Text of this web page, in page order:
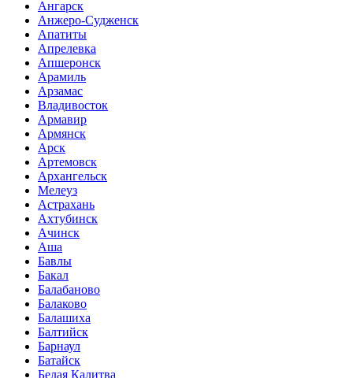
Ангарск
Анжеро-Судженск
Апатиты
Апрелевка
Апшеронск
Арамиль
Арзамас
Владивосток
Армавир
Армянск
Арск
Артемовск
Архангельск
Мелеуз
Астрахань
Ахтубинск
Ачинск
Аша
Бавлы
Бакал
Балабаново
Балаково
Балашиха
Балтийск
Барнаул
Батайск
Белая Калитва